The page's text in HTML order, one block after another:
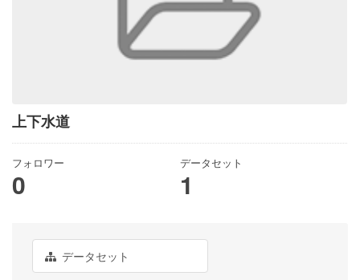
上下水道
フォロワー
0
データセット
1
データセット